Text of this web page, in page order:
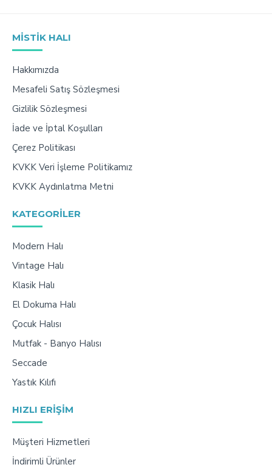
MISTIK HALI
Hakkımızda
Mesafeli Satış Sözleşmesi
Gizlilik Sözleşmesi
İade ve İptal Koşulları
Çerez Politikası
KVKK Veri İşleme Politikamız
KVKK Aydınlatma Metni
KATEGORILER
Modern Halı
Vintage Halı
Klasik Halı
El Dokuma Halı
Çocuk Halısı
Mutfak - Banyo Halısı
Seccade
Yastık Kılıfı
HIZLI ERIŞIM
Müşteri Hizmetleri
İndirimli Ürünler